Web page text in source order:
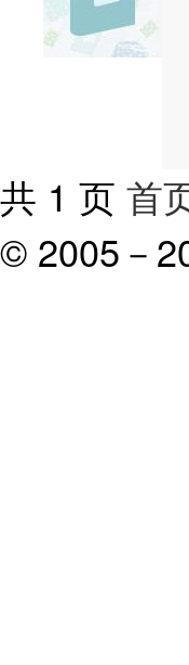
共 1 页 首
© 2005－